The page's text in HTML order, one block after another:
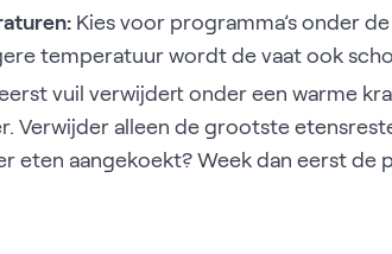
Kies voor programma’s onder
temperatuur wordt de vaat ook
vuil verwijdert onder een warme
Verwijder alleen de grootste
eten aangekoekt? Week dan eerst de